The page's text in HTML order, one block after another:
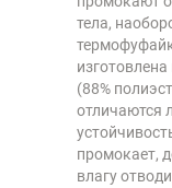
тела,
(88%
отличаются
промокает,
влагу